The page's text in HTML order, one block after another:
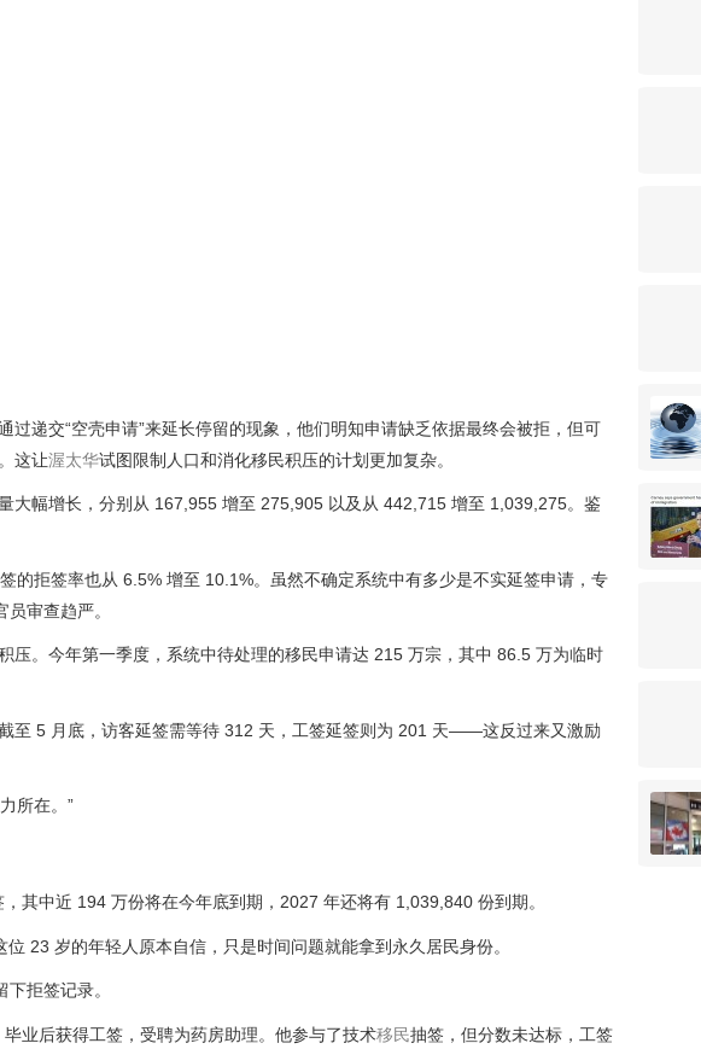
过递交“空壳申请”来延长停留的现象，他们明知申请缺乏依据最终会被拒，但可
这让渥太华试图限制人口和消化移民积压的计划更加复杂。
大幅增长，分别从 167,955 增至 275,905 以及从 442,715 增至 1,039,275。鉴
的拒签率也从 6.5% 增至 10.1%。虽然不确定系统中有多少是不实延签申请，专
员审查趋严。
压。今年第一季度，系统中待处理的移民申请达 215 万宗，其中 86.5 万为临时
5 月底，访客延签需等待 312 天，工签延签则为 201 天——这反过来又激励
所在。”
其中近 194 万份将在今年底到期，2027 年还将有 1,039,840 份到期。
23 岁的年轻人原本自信，只是时间问题就能拿到永久居民身份。
拒签记录。
毕业后获得工签，受聘为药房助理。他参与了技术移民抽签，但分数未达标，工签